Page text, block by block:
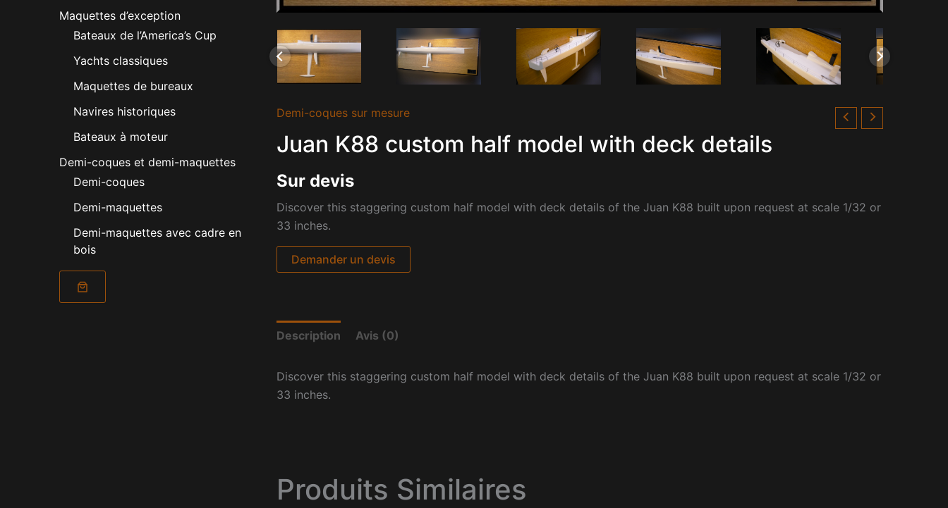
Maquettes d’exception
Bateaux de l’America’s Cup
Yachts classiques
Maquettes de bureaux
Navires historiques
Bateaux à moteur
Demi-coques et demi-maquettes
Demi-coques
Demi-maquettes
Demi-maquettes avec cadre en
bois
Demi-coques sur mesure
Juan K88 custom half model with deck details
Sur devis
Discover this staggering custom half model with deck details of the Juan K88 built upon request at scale 1/32 or
33 inches.
Demander un devis
Description Avis (0)
Discover this staggering custom half model with deck details of the Juan K88 built upon request at scale 1/32 or
33 inches.
Produits Similaires